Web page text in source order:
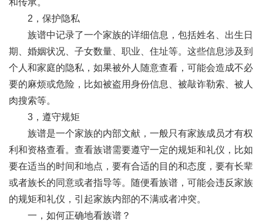
和传承。
2，保护隐私
族谱中记录了一个家族的详细信息，包括姓名、出生日
期、婚姻状况、子女数量、职业、住址等。这些信息涉及到
个人和家庭的隐私，如果被外人随意查看，可能会造成不必
要的麻烦或危险，比如被盗用身份信息、被敲诈勒索、被人
肉搜索等。
3，遵守规矩
族谱是一个家族的内部文献，一般只有家族成员才有权
利和资格查看。查看族谱需要遵守一定的规矩和礼仪，比如
要在适当的时间和地点，要有合适的目的和态度，要有长辈
或者族长的同意或者指导等。随便看族谱，可能会违反家族
的规矩和礼仪，引起家族内部的不满或者冲突。
一，如何正确地看族谱？